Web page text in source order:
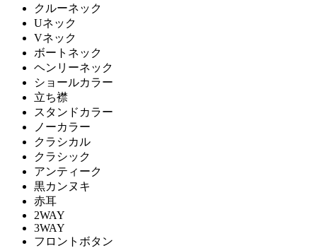
クルーネック
Uネック
Vネック
ボートネック
ヘンリーネック
ショールカラー
立ち襟
スタンドカラー
ノーカラー
クラシカル
クラシック
アンティーク
黒カンヌキ
赤耳
2WAY
3WAY
フロントボタン